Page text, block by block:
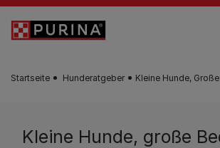
Zum Hauptinhalt springen
Startseite Hunderatgeber Kleine Hunde,
Kleine Hunde, große